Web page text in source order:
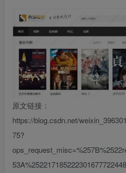
原文链接：
https://blog.csdn.net/
75?